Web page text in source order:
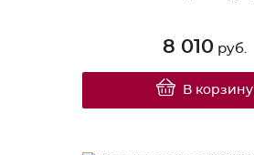
8 010 руб.
В корзину